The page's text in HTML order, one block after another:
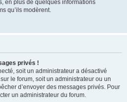
en plus de quelques informations
qu’ils modèrent.
privés !
soit un administrateur a désactivé
le forum, soit un administrateur ou un
d’envoyer des messages privés. Pour
un administrateur du forum.